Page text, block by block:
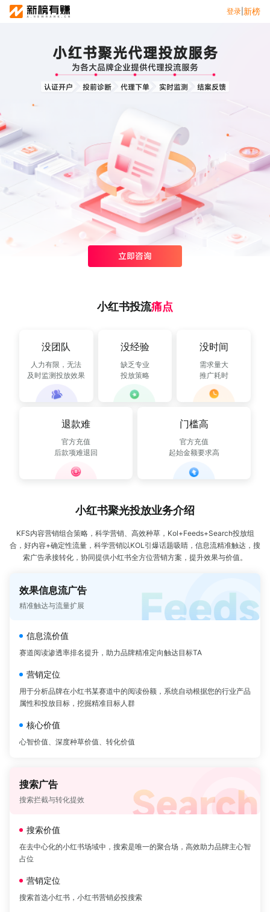
登录 新榜
小红书聚光代理投放服务
为各大品牌企业提供代理投流服务
认证开户 投前诊断 代理下单 实时监测 结案反馈
立即咨询
小红书投流痛点
没团队
人力有限，无法
及时监测投放效果
没经验
缺乏专业
投放策略
没时间
需求量大
推广耗时
退款难
官方充值
后款项难退回
门槛高
官方充值
起始金额要求高
小红书聚光投放业务介绍
KFS内容营销组合策略，科学营销、高效种草，Kol+Feeds+Search投放组
合，好内容+确定性流量，科学营销以KOL引爆话题吸睛，信息流精准触达，搜
索广告承接转化，协同提供小红书全方位营销方案，提升效果与价值。
效果信息流广告
精准触达与流量扩展
信息流价值
赛道阅读渗透率排名提升，助力品牌精准定向触达目标TA
营销定位
用于分析品牌在小红书某赛道中的阅读份额，系统自动根据您的行业产品
属性和投放目标，挖掘精准目标人群
核心价值
心智价值、深度种草价值、转化价值
搜索广告
搜索拦截与转化提效
搜索价值
在去中心化的小红书场域中，搜索是唯一的聚合场，高效助力品牌主心智
占位
营销定位
搜索首选小红书，小红书营销必投搜索
登录 新榜
投公众号 达人推广
小红书聚光投放
爆文灵感库
APP新媒体推广 文旅新媒体营销
小红书素人推广
有赚资讯
深度观察 推广投放
运营动态
暂无数据